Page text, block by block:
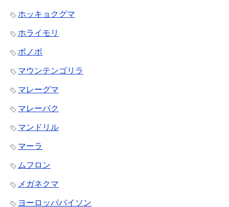
ホッキョクグマ
ホライモリ
ボノボ
マウンテンゴリラ
マレーグマ
マレーバク
マンドリル
マーラ
ムフロン
メガネクマ
ヨーロッパバイソン